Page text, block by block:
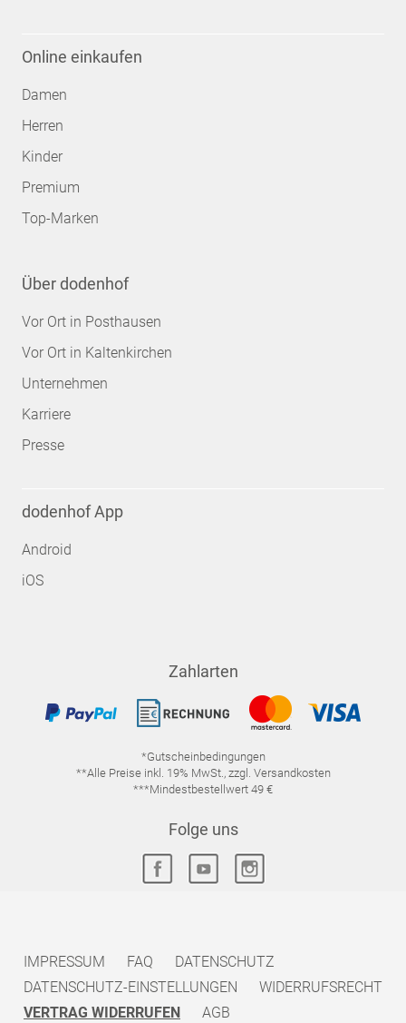
Online einkaufen
Damen
Herren
Kinder
Premium
Top-Marken
Über dodenhof
Vor Ort in Posthausen
Vor Ort in Kaltenkirchen
Unternehmen
Karriere
Presse
dodenhof App
Android
iOS
Zahlarten
*Gutscheinbedingungen
**Alle Preise inkl. 19% MwSt., zzgl. Versandkosten
***Mindestbestellwert 49 €
Folge uns
IMPRESSUM FAQ
DATENSCHUTZ
DATENSCHUTZ-EINSTELLUNGEN
WIDERRUFSRECHT
VERTRAG WIDERRUFEN
AGB